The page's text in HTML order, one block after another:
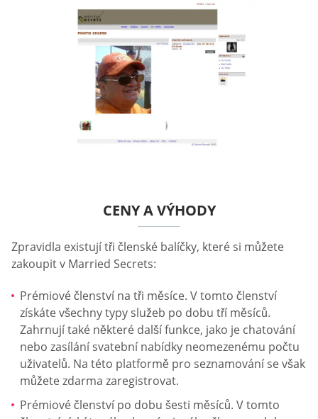
CENY A VÝHODY
Zpravidla existují tři členské balíčky, které si můžete
zakoupit v Married Secrets:
Prémiové členství na tři měsíce. V tomto členství
získáte všechny typy služeb po dobu tří měsíců.
Zahrnují také některé další funkce, jako je chatování
nebo zasílání svatební nabídky neomezenému počtu
uživatelů. Na této platformě pro seznamování se však
můžete zdarma zaregistrovat.
Prémiové členství po dobu šesti měsíců. V tomto